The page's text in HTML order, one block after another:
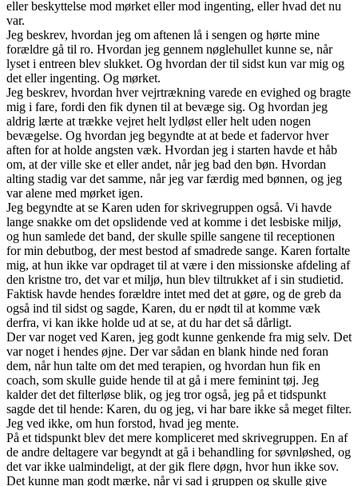
eller beskyttelse mod mørket eller mod ingenting, eller hvad det nu
var.
Jeg beskrev, hvordan jeg om aftenen lå i sengen og hørte mine
forældre gå til ro. Hvordan jeg gennem nøglehullet kunne se, når
lyset i entreen blev slukket. Og hvordan der til sidst kun var mig og
det eller ingenting. Og mørket.
Jeg beskrev, hvordan hver vejrtrækning varede en evighed og bragte
mig i fare, fordi den fik dynen til at bevæge sig. Og hvordan jeg
aldrig lærte at trække vejret helt lydløst eller helt uden nogen
bevægelse. Og hvordan jeg begyndte at at bede et fadervor hver
aften for at holde angsten væk. Hvordan jeg i starten havde et håb
om, at der ville ske et eller andet, når jeg bad den bøn. Hvordan
alting stadig var det samme, når jeg var færdig med bønnen, og jeg
var alene med mørket igen.
Jeg begyndte at se Karen uden for skrivegruppen også. Vi havde
lange snakke om det opslidende ved at komme i det lesbiske miljø,
og hun samlede det band, der skulle spille sangene til receptionen
for min debutbog, der mest bestod af smadrede sange. Karen fortalte
mig, at hun ikke var opdraget til at være i den missionske afdeling af
den kristne tro, det var et miljø, hun blev tiltrukket af i sin studietid.
Faktisk havde hendes forældre intet med det at gøre, og de greb da
også ind til sidst og sagde, Karen, du er nødt til at komme væk
derfra, vi kan ikke holde ud at se, at du har det så dårligt.
Der var noget ved Karen, jeg godt kunne genkende fra mig selv. Det
var noget i hendes øjne. Der var sådan en blank hinde ned foran
dem, når hun talte om det med terapien, og hvordan hun fik en
coach, som skulle guide hende til at gå i mere feminint tøj. Jeg
kalder det det filterløse blik, og jeg tror også, jeg på et tidspunkt
sagde det til hende: Karen, du og jeg, vi har bare ikke så meget filter.
Jeg ved ikke, om hun forstod, hvad jeg mente.
På et tidspunkt blev det mere kompliceret med skrivegruppen. En af
de andre deltagere var begyndt at gå i behandling for søvnløshed, og
det var ikke ualmindeligt, at der gik flere døgn, hvor hun ikke sov.
Det kunne man godt mærke, når vi sad i gruppen og skulle give